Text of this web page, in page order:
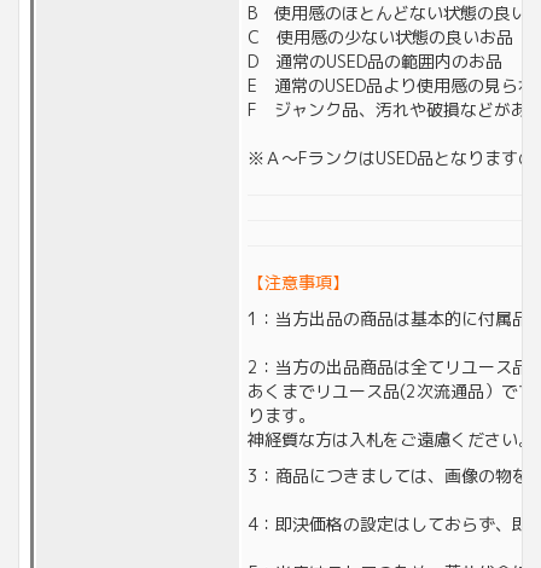
B 使用感のほとんどない状態の良い
C 使用感の少ない状態の良いお品
D 通常のUSED品の範囲内のお品
E 通常のUSED品より使用感の見られ
F ジャンク品、汚れや破損などがあ
※Ａ～FランクはUSED品となります
【注意事項】
1：当方出品の商品は基本的に付属品
2：当方の出品商品は全てリユース品
あくまでリユース品(2次流通品）で
ります。
神経質な方は入札をご遠慮ください。
3：商品につきましては、画像の物を
4：即決価格の設定はしておらず、即